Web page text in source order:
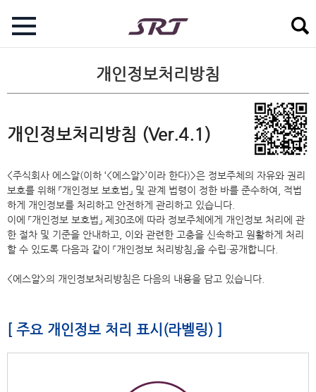
개인정보처리방침
개인정보처리방침 (Ver.4.1)
<주식회사 에스알(이하 ‘<에스알>’이라 한다)>은 정보주체의 자유와 권리
보호를 위해 「개인정보 보호법」 및 관계 법령이 정한 바를 준수하여, 적법
하게 개인정보를 처리하고 안전하게 관리하고 있습니다.
이에 「개인정보 보호법」 제30조에 따라 정보주체에게 개인정보 처리에 관
한 절차 및 기준을 안내하고, 이와 관련한 고충을 신속하고 원활하게 처리
할 수 있도록 다음과 같이 「개인정보 처리방침」을 수립・공개합니다.
<에스알>의 개인정보처리방침은 다음의 내용을 담고 있습니다.
[ 주요 개인정보 처리 표시(라벨링) ]